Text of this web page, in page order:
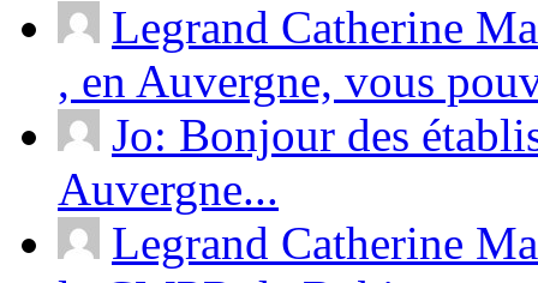
Legrand Catherine
, en Auvergne, vous
Jo: Bonjour des
Auvergne...
Legrand Catherine